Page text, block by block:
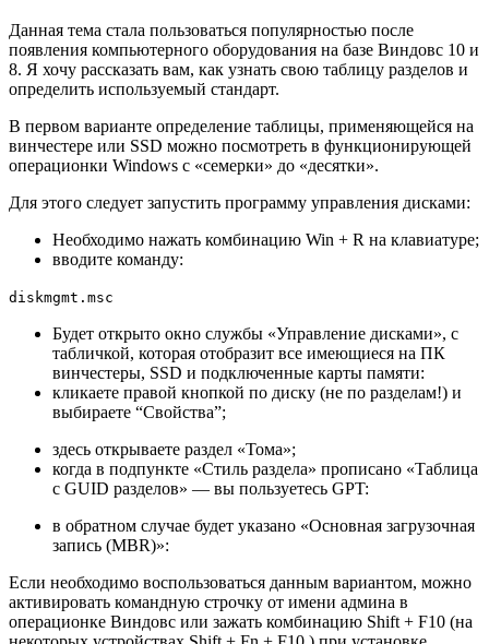
Данная тема стала пользоваться популярностью после
появления компьютерного оборудования на базе Виндовс 10 и
8. Я хочу рассказать вам, как узнать свою таблицу разделов и
определить используемый стандарт.
В первом варианте определение таблицы, применяющейся на
винчестере или SSD можно посмотреть в функционирующей
операционки Windows с «семерки» до «десятки».
Для этого следует запустить программу управления дисками:
Необходимо нажать комбинацию Win + R на клавиатуре;
вводите команду:
diskmgmt.msc
Будет открыто окно службы «Управление дисками», с
табличкой, которая отобразит все имеющиеся на ПК
винчестеры, SSD и подключенные карты памяти:
кликаете правой кнопкой по диску (не по разделам!) и
выбираете “Свойства”;
здесь открываете раздел «Тома»;
когда в подпункте «Стиль раздела» прописано «Таблица
с GUID разделов» — вы пользуетесь GPT:
в обратном случае будет указано «Основная загрузочная
запись (MBR)»:
Если необходимо воспользоваться данным вариантом, можно
активировать командную строчку от имени админа в
операционке Виндовс или зажать комбинацию Shift + F10 (на